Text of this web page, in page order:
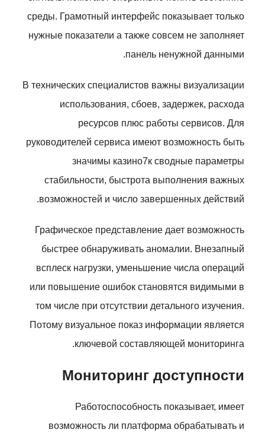
среды. Грамотный интерфейс показывает только
нужные показатели а также совсем не заполняет
панель ненужной данными.
В технических специалистов важны визуализации
использования, сбоев, задержек, расхода
ресурсов плюс работы сервисов. Для
руководителей сервиса имеют возможность быть
значимы казино7к сводные параметры
стабильности, быстрота выполнения важных
возможностей и число завершенных действий.
Графическое представление дает возможность
быстрее обнаруживать аномалии. Внезапный
всплеск нагрузки, уменьшение числа операций
или повышение ошибок становятся видимыми в
том числе при отсутствии детального изучения.
Потому визуальное показ информации является
ключевой составляющей мониторинга.
Мониторинг доступности
Работоспособность показывает, имеет
возможность ли платформа обрабатывать и